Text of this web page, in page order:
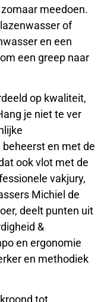
meedoen.
of
en een
een greep naar
op kwaliteit,
je niet te ver
en met de
ook vlot met de
vakjury,
Michiel de
deelt punten uit
&
en ergonomie
en methodiek
tot